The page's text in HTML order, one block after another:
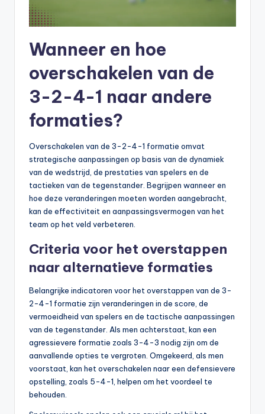
Wanneer en hoe
overschakelen van de
3-2-4-1 naar andere
formaties?
Overschakelen van de 3-2-4-1 formatie omvat
strategische aanpassingen op basis van de dynamiek
van de wedstrijd, de prestaties van spelers en de
tactieken van de tegenstander. Begrijpen wanneer en
hoe deze veranderingen moeten worden aangebracht,
kan de effectiviteit en aanpassingsvermogen van het
team op het veld verbeteren.
Criteria voor het overstappen
naar alternatieve formaties
Belangrijke indicatoren voor het overstappen van de 3-
2-4-1 formatie zijn veranderingen in de score, de
vermoeidheid van spelers en de tactische aanpassingen
van de tegenstander. Als men achterstaat, kan een
agressievere formatie zoals 3-4-3 nodig zijn om de
aanvallende opties te vergroten. Omgekeerd, als men
voorstaat, kan het overschakelen naar een defensievere
opstelling, zoals 5-4-1, helpen om het voordeel te
behouden.